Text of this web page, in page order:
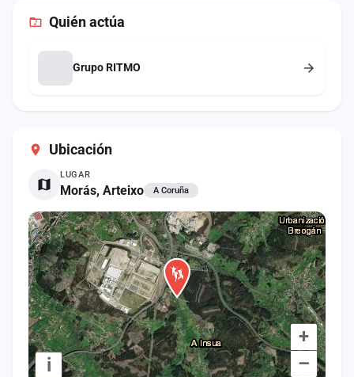
Ubicación
LUGAR
Morás, Arteixo A Coruña
+
–
i
Quién actúa
Grupo RITMO